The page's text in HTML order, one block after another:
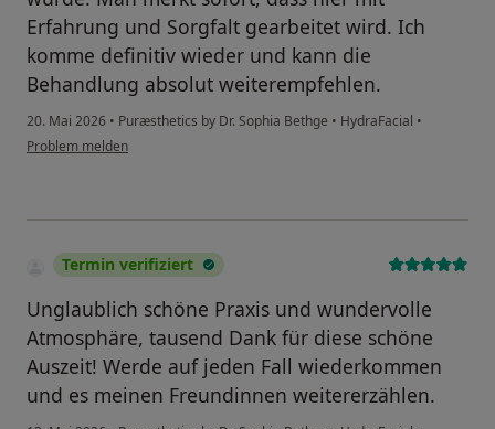
Erfahrung und Sorgfalt gearbeitet wird. Ich
komme definitiv wieder und kann die
Behandlung absolut weiterempfehlen.
20. Mai 2026 • Puræsthetics by Dr. Sophia Bethge • HydraFacial •
Problem melden
Termin verifiziert
Unglaublich schöne Praxis und wundervolle
Atmosphäre, tausend Dank für diese schöne
Auszeit! Werde auf jeden Fall wiederkommen
und es meinen Freundinnen weitererzählen.